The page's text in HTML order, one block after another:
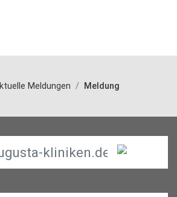
Meldungen Meldung